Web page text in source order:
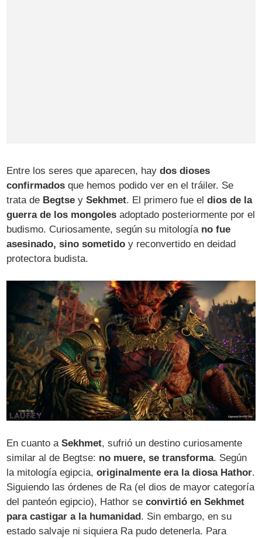
Entre los seres que aparecen, haydos dioses
confirmados que hemos podido ver en el tráiler. Se
trata de Begtse ySekhmet. El primero fue eldios de la
guerra de los mongoles adoptado posteriormente por el
budismo. Curiosamente, según su mitología no fue
asesinado, sino sometido y reconvertido en deidad
protectora budista.
En cuanto aSekhmet, sufrió un destino curiosamente
similar al de Begtse: no muere, se transforma. Según
la mitología egipcia,originalmente era la diosa Hathor.
Siguiendo las órdenes de Ra (el dios de mayor categoría
del panteón egipcio), Hathor seconvirtió en Sekhmet
para castigar a la humanidad. Sin embargo, en su
estado salvaje ni siquiera Ra pudo detenerla. Para